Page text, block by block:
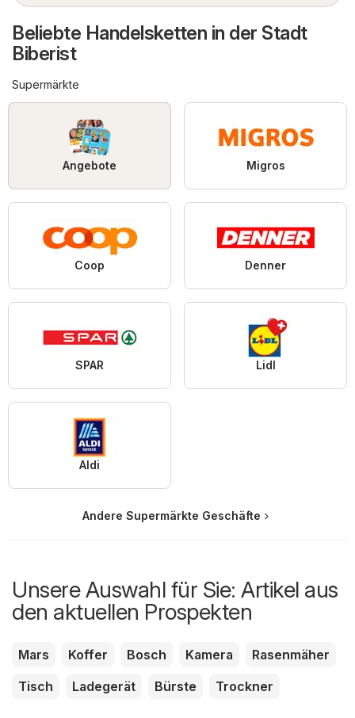
Beliebte Handelsketten in der Stadt
Biberist
Supermärkte
Angebote Migros
Coop Denner
SPAR Lidl
Aldi
Andere Supermärkte Geschäfte
Unsere Auswahl für Sie: Artikel aus
den aktuellen Prospekten
Mars Koffer Bosch Kamera
Rasenmäher
Tisch
Ladegerät Bürste Trockner